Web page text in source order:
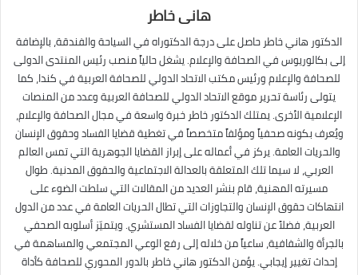
هانى خاطر
الدكتور هاني خاطر حاصل على درجة الدكتوراه في السياحة والفندقة، بالإضافة
إلى بكالوريوس في الصحافة والإعلام. يشغل حالياً منصب رئيس المنتدى الدولى
للصحافة والإعلام ورئيس مكتب الاتحاد الدولي للصحافة العربية في كندا، كما
يتولى رئاسة تحرير موقع الاتحاد الدولي للصحافة العربية وعدد من المنصات
الإعلامية الأخرى. يمتلك الدكتور خاطر خبرة واسعة في مجال الصحافة والإعلام،
ويُعرف بكونه صحفياً ومؤلفاً متخصصاً في تغطية قضايا الفساد وحقوق الإنسان
والحريات العامة. يركز في أعماله على إبراز القضايا الجوهرية التي تمس العالم
العربي، لا سيما تلك المتعلقة بالعدالة الاجتماعية والحقوق المدنية. طوال
مسيرته المهنية، قام بنشر العديد من المقالات التي سلطت الضوء على
انتهاكات حقوق الإنسان والتجاوزات التي تطال الحريات العامة في عدد من الدول
العربية، فضلاً عن تناوله لقضايا الفساد المستشري. ويتميّز أسلوبه الصحفي
بالجرأة والشفافية، ساعياً من خلاله إلى رفع الوعي المجتمعي والمساهمة في
إحداث تغيير إيجابي. يؤمن الدكتور هاني خاطر بالدور المحوري للصحافة كأداة